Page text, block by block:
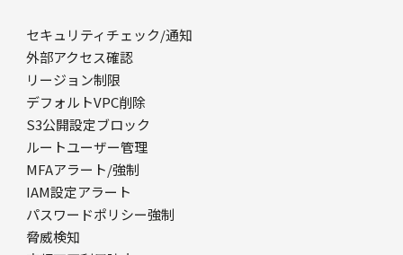
セキュリティチェック/通知
外部アクセス確認
リージョン制限
デフォルトVPC削除
S3公開設定ブロック
ルートユーザー管理
MFAアラート/強制
IAM設定アラート
パスワードポリシー強制
脅威検知